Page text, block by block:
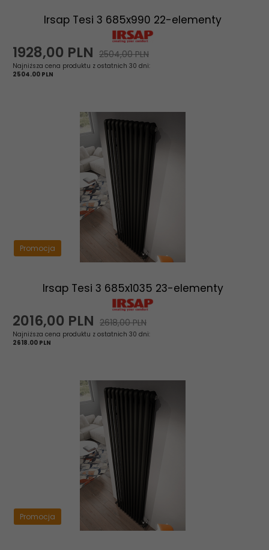
Irsap Tesi 3 685x990 22-elementy
1928,00 PLN 2504,00 PLN
Najniższa cena produktu z ostatnich 30 dni:
2504.00 PLN
Promocja
Irsap Tesi 3 685x1035 23-elementy
2016,00 PLN 2618,00 PLN
Najniższa cena produktu z ostatnich 30 dni:
2618.00 PLN
Promocja